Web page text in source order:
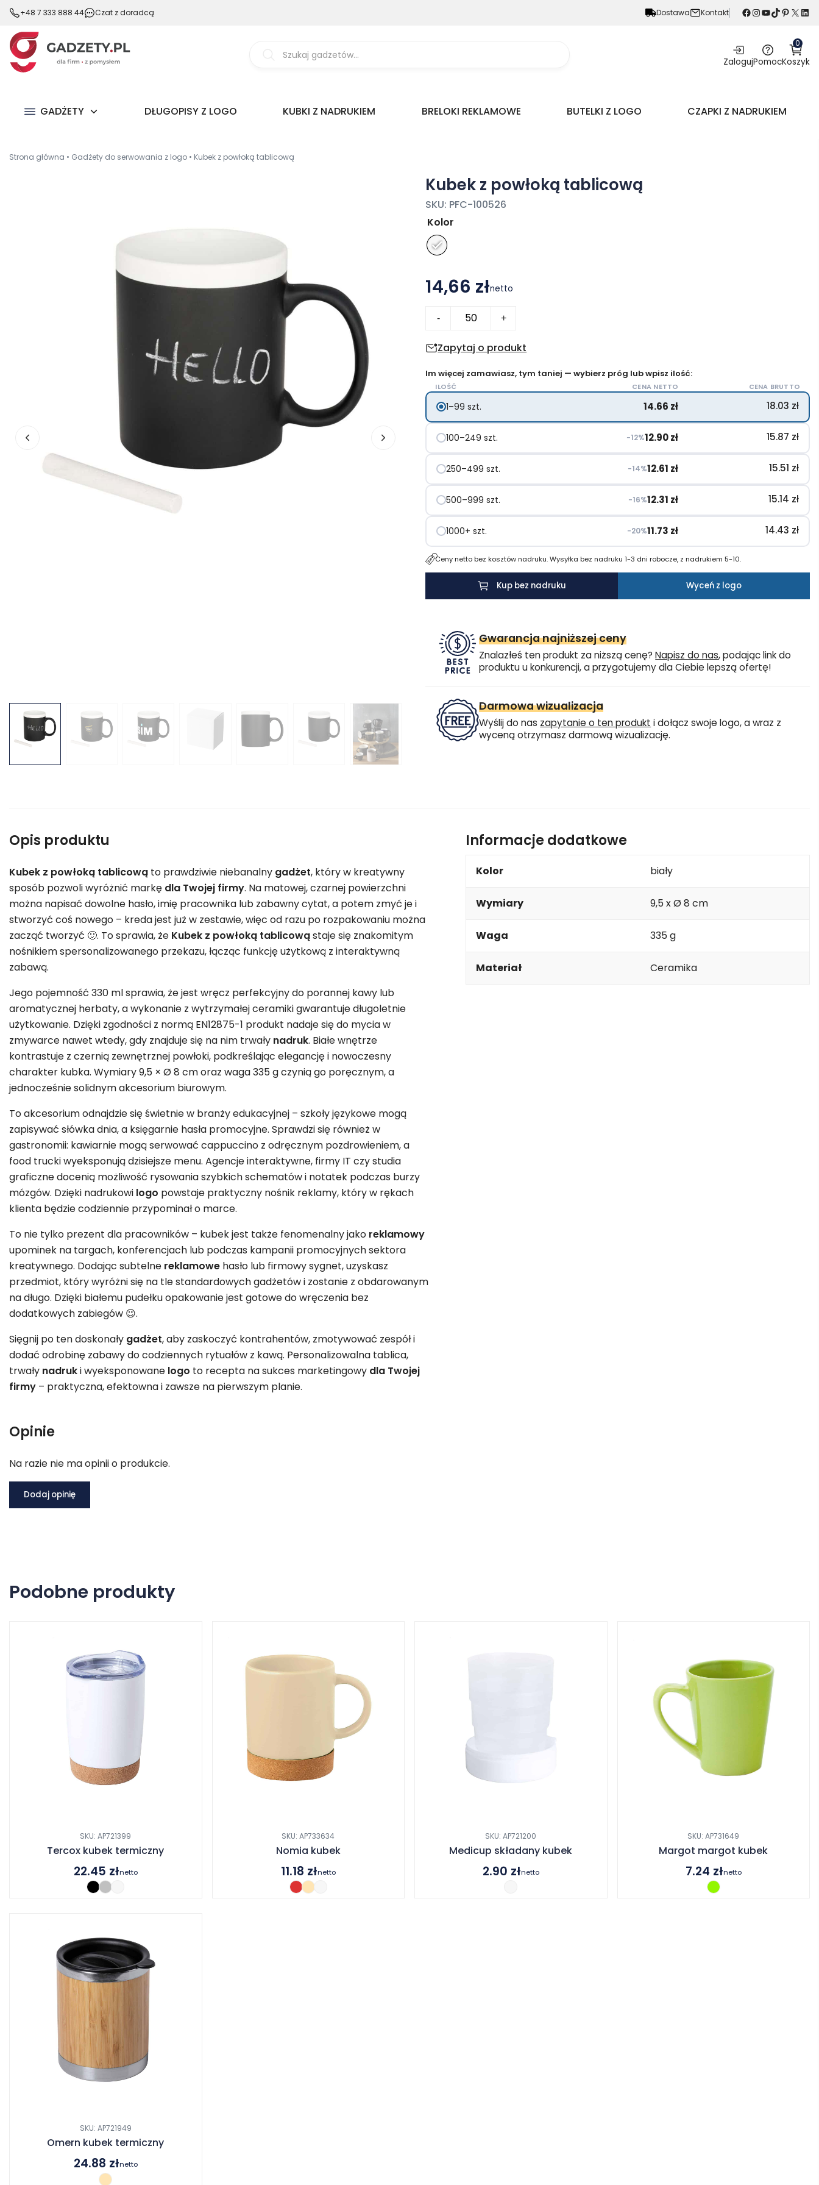
+48 7 333 888 44 Czat z doradcą Dostawa Kontakt Facebook InstagramYouTube TikTok Pinterest X LinkedIn
produktów ZalogujPomoc
0
Koszyk
GADŻETY DŁUGOPISY Z LOGO KUBKI Z NADRUKIEM BRELOKI REKLAMOWE BUTELKI Z LOGO CZAPKI Z NADRUKIEM
Strona główna • Gadżety do serwowania z logo • Kubek z powłoką tablicową
Kubek z powłoką tablicową
SKU: PFC-100526
Kolor
14,66 złnetto
-
z
tablicową
+
Zapytaj o produkt
Im więcej zamawiasz, tym taniej — wybierz próg lub wpisz ilość:
ILOŚĆ CENA NETTO CENA BRUTTO
1–99 szt. 14.66 zł 18.03 zł
100–249 szt. −12%12.90zł 15.87 zł
250–499 szt. −14%12.61 zł 15.51 zł
500–999 szt. −16%12.31 zł 15.14 zł
1000+ szt. −20%11.73 zł 14.43 zł
Ceny netto bez kosztów nadruku. Wysyłka bez nadruku 1-3 dni robocze, z nadrukiem 5-10.
Kup bez nadruku Wyceń z logo
Gwarancja najniższej ceny
Znalazłeś ten produkt za niższą cenę?Napisz do nas, podając link do
produktu u konkurencji, a przygotujemy dla Ciebie lepszą ofertę!
Darmowa wizualizacja
Wyślij do nas zapytanie o ten produkt i dołącz swoje logo, a wraz z
wyceną otrzymasz darmową wizualizację.
Opis produktu
Kubek z powłoką tablicową to prawdziwie niebanalny gadżet, który w kreatywny
sposób pozwoli wyróżnić markę dla Twojej firmy. Na matowej, czarnej powierzchni
można napisać dowolne hasło, imię pracownika lub zabawny cytat, a potem zmyć je i
stworzyć coś nowego – kreda jest już w zestawie, więc od razu po rozpakowaniu można
zacząć tworzyć 🙂. To sprawia, że Kubek z powłoką tablicowąstaje się znakomitym
nośnikiem spersonalizowanego przekazu, łącząc funkcję użytkową z interaktywną
zabawą.
Jego pojemność 330 ml sprawia, że jest wręcz perfekcyjny do porannej kawy lub
aromatycznej herbaty, a wykonanie z wytrzymałej ceramiki gwarantuje długoletnie
użytkowanie. Dzięki zgodności z normą EN12875-1 produkt nadaje się do mycia w
zmywarce nawet wtedy, gdy znajduje się na nim trwały nadruk. Białe wnętrze
kontrastuje z czernią zewnętrznej powłoki, podkreślając elegancję i nowoczesny
charakter kubka. Wymiary 9,5 × Ø 8 cm oraz waga 335 g czynią go poręcznym, a
jednocześnie solidnym akcesorium biurowym.
To akcesorium odnajdzie się świetnie w branży edukacyjnej – szkoły językowe mogą
zapisywać słówka dnia, a księgarnie hasła promocyjne. Sprawdzi się również w
gastronomii: kawiarnie mogą serwować cappuccino z odręcznym pozdrowieniem, a
food trucki wyeksponują dzisiejsze menu. Agencje interaktywne, firmy IT czy studia
graficzne docenią możliwość rysowania szybkich schematów i notatek podczas burzy
mózgów. Dzięki nadrukowi logo powstaje praktyczny nośnik reklamy, który w rękach
klienta będzie codziennie przypominał o marce.
To nie tylko prezent dla pracowników – kubek jest także fenomenalny jako reklamowy
upominek na targach, konferencjach lub podczas kampanii promocyjnych sektora
kreatywnego. Dodając subtelne reklamowe hasło lub firmowy sygnet, uzyskasz
przedmiot, który wyróżni się na tle standardowych gadżetów i zostanie z obdarowanym
na długo. Dzięki białemu pudełku opakowanie jest gotowe do wręczenia bez
dodatkowych zabiegów 😉.
Sięgnij po ten doskonały gadżet, aby zaskoczyć kontrahentów, zmotywować zespół i
dodać odrobinę zabawy do codziennych rytuałów z kawą. Personalizowalna tablica,
trwały nadruki wyeksponowane logo to recepta na sukces marketingowy dla Twojej
firmy – praktyczna, efektowna i zawsze na pierwszym planie.
Informacje dodatkowe
Kolor biały
Wymiary 9,5 x Ø 8 cm
Waga 335 g
Materiał Ceramika
Opinie
Na razie nie ma opinii o produkcie.
Dodaj opinię
Podobne produkty
SKU: AP721399
Tercox kubek termiczny
22.45 złnetto
SKU: AP733634
Nomia kubek
11.18 złnetto
SKU: AP721200
Medicup składany kubek
2.90 złnetto
SKU: AP731649
Margot margot kubek
7.24 złnetto
SKU: AP721949
Omern kubek termiczny
24.88 złnetto